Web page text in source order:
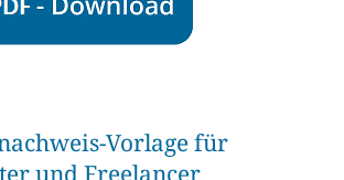
Vorlage für
und Freelancer